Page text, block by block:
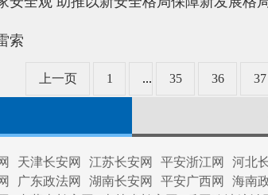
索
上一页 1 ... 35 36 37
天津长安网 江苏长安网 平安浙江网 河北
广东政法网 湖南长安网 平安广西网 海南